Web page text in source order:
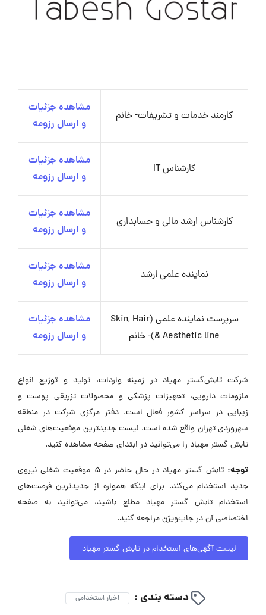
کارمند خدمات و تشریفات- خانم
مشاهده جزئیات
و ارسال رزومه
کارشناس IT
مشاهده جزئیات
و ارسال رزومه
کارشناس ارشد مالی و حسابداری
مشاهده جزئیات
و ارسال رزومه
نماینده علمی ارشد
مشاهده جزئیات
و ارسال رزومه
سرپرست نماینده علمی (Skin, Hair
& Aesthetic line)- خانم
مشاهده جزئیات
و ارسال رزومه
شرکت تابش‌گستر مهیاد در زمینه واردات، تولید و توزیع انواع
ملزومات دارویی، تجهیزات پزشکی و محصولات تزریقی پوست و
زیبایی در سراسر کشور فعال است. دفتر مرکزی شرکت در منطقه
سهروردی تهران واقع شده است. لیست جدیدترین موقعیت‌های شغلی
تابش گستر مهیاد را می‌توانید در ابتدای صفحه مشاهده کنید.
توجه:
تابش گستر مهیاد در حال حاضر در ۵ موقعیت شغلی نیروی
جدید استخدام می‌کند. برای اینکه همواره از جدیدترین فرصت‌های
استخدام تابش گستر مهیاد مطلع باشید، می‌توانید به صفحه
اختصاصی آن در جاب‌ویژن مراجعه کنید.
لیست آگهی‌های استخدام در تابش گستر مهیاد
دسته بندی : اخبار استخدامی